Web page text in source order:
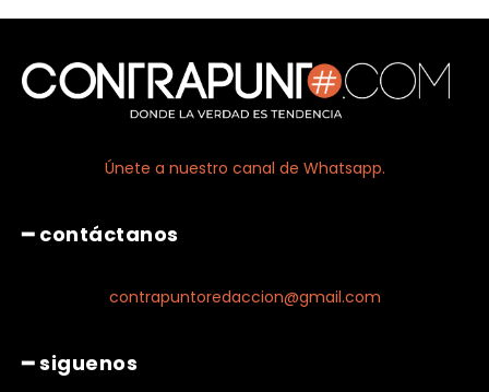
Únete a nuestro canal de Whatsapp.
━ contáctanos
contrapuntoredaccion@gmail.com
━ siguenos